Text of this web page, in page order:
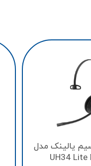
یالینک مدل
UH34 Lite